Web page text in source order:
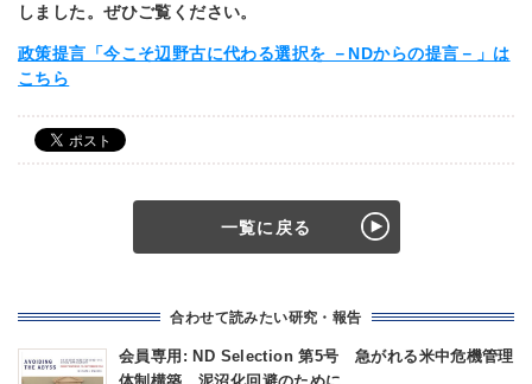
しました。ぜひご覧ください。
政策提言「今こそ辺野古に代わる選択を －NDからの提言－」は
こちら
一覧に戻る
合わせて読みたい研究・報告
会員専用: ND Selection 第5号 急がれる米中危機管理